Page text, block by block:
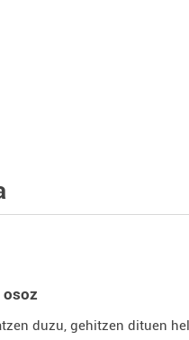
osoz
duzu, gehitzen dituen